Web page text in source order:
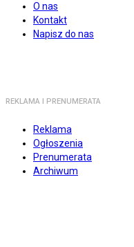
O nas
Kontakt
Napisz do nas
REKLAMA I PRENUMERATA
Reklama
Ogłoszenia
Prenumerata
Archiwum